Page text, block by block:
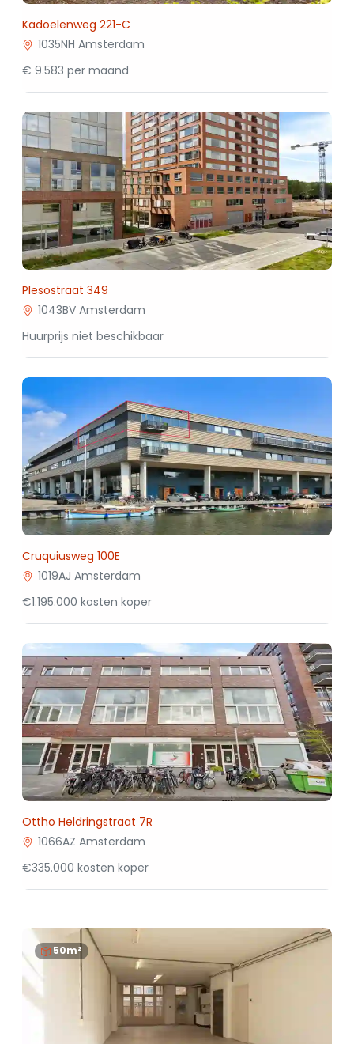
Kadoelenweg 221-C
1035NH Amsterdam
€ 9.583 per maand
Plesostraat 349
1043BV Amsterdam
Huurprijs niet beschikbaar
Cruquiusweg 100E
1019AJ Amsterdam
€1.195.000 kosten koper
Ottho Heldringstraat 7R
1066AZ Amsterdam
€335.000 kosten koper
50m²